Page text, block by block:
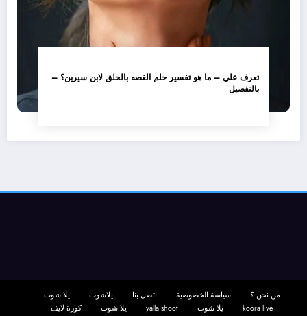
تعرف علي – ما هو تفسير حلم الغصه بالحلق لابن سيرين؟ –
بالتفصيل
من نحن ؟ سياسة الخصوصية اتصل بنا يلاشوت
يلا شوت
koora live
يلا شوت yalla shoot يلا شوت
كورة لايف